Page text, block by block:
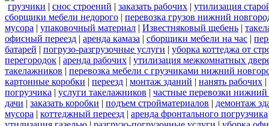
грузчики | снос строений | заказать рабочих | утилизация
сборщики мебели недорого | перевозка грузов нижний
мусора | упаковочный материал | Известняковый щебень |
офисный переезд | аренда камаза | сборщики мебели на час |
батарей | погрузо-разгрузочные услуги | уборка коттеджа от
перегородок | аренда рабочих | утилизация межкомнатных
такелажников | перевозка мебели с грузчиками нижний
картонные коробки | переезд | монтаж зданий | нанять рабочих |
погрузчика | услуги такелажников | частные перевозки нижний
дачи | заказать коробки | подъем стройматериалов | демонтаж
мусора | коттеджный переезд | аренда фронтального погрузчика